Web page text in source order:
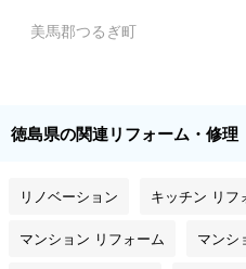
美馬郡つるぎ町
徳島県の関連リフォーム・修理
リノベーション キッチン リフ
マンション リフォーム マンシ